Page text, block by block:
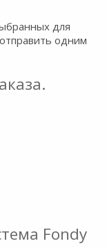
для
одним
Fondy